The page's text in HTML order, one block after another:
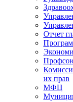
Отчет
их прав
МФЦ